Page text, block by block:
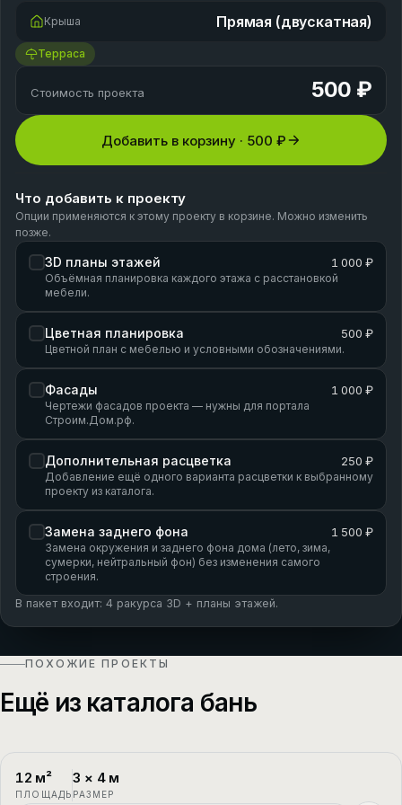
Крыша Прямая (двускатная)
Терраса
Стоимость проекта 500 ₽
Добавить в корзину · 500 ₽
Что добавить к проекту
Опции применяются к этому проекту в корзине. Можно изменить
позже.
3D планы этажей 1 000 ₽
Объёмная планировка каждого этажа с расстановкой
мебели.
Цветная планировка 500 ₽
Цветной план с мебелью и условными обозначениями.
Фасады 1 000 ₽
Чертежи фасадов проекта — нужны для портала
Строим.Дом.рф.
Дополнительная расцветка 250 ₽
Добавление ещё одного варианта расцветки к выбранному
проекту из каталога.
Замена заднего фона 1 500 ₽
Замена окружения и заднего фона дома (лето, зима,
сумерки, нейтральный фон) без изменения самого
строения.
В пакет входит: 4 ракурса 3D + планы этажей.
ПОХОЖИЕ ПРОЕКТЫ
Ещё из каталога бань
ПБ-55
12 м²
ПЛОЩАДЬ
3 × 4м
РАЗМЕР